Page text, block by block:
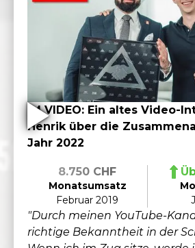
IM VIDEO: Ein altes Video-
Henrik über die
Jahr 2022
8.750 CHF
Monatsumsatz
Februar 2019
"Durch meinen YouTube-
richtige Bekanntheit in der